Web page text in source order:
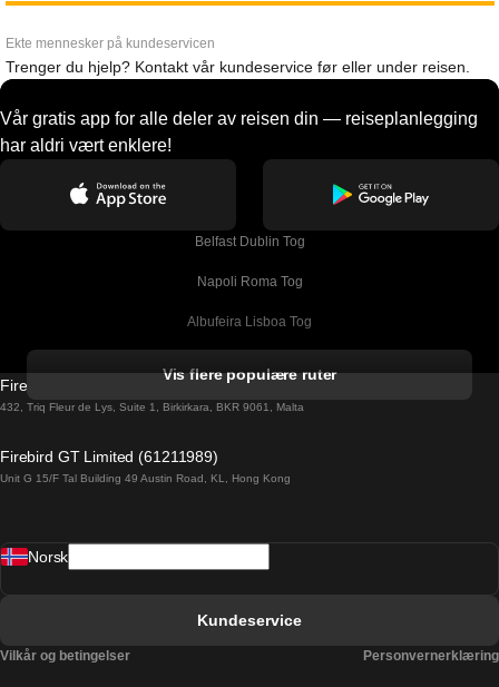
Ekte mennesker på kundeservicen
Trenger du hjelp? Kontakt vår kundeservice før eller under reisen.
Vår gratis app for alle deler av reisen din — reiseplanlegging
har aldri vært enklere!
Belfast Dublin Tog
Napoli Roma Tog
Albufeira Lisboa Tog
Barcelona Madrid Tog
Barcelona Sevilla Tog
Vis flere populære ruter
Firebird GT Limited (OC 1451)
432, Triq Fleur de Lys, Suite 1, Birkirkara, BKR 9061, Malta
Firebird GT Limited (61211989)
Unit G 15/F Tal Building 49 Austin Road, KL, Hong Kong
Norsk
Kundeservice
Vilkår og betingelser Personvernerklæring